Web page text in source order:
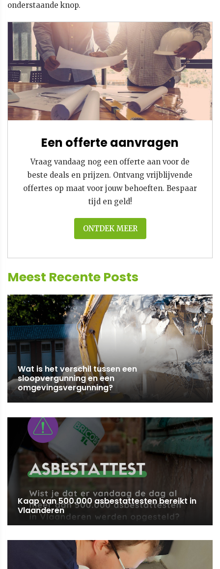
onderstaande knop.
Een offerte aanvragen
Vraag vandaag nog een offerte aan voor de
beste deals en prijzen. Ontvang vrijblijvende
offertes op maat voor jouw behoeften. Bespaar
tijd en geld!
ONTDEK MEER
Meest Recente Posts
Wat is het verschil tussen een
sloopvergunning en een
omgevingsvergunning?
Kaap van 500.000 asbestattesten bereikt in
Vlaanderen